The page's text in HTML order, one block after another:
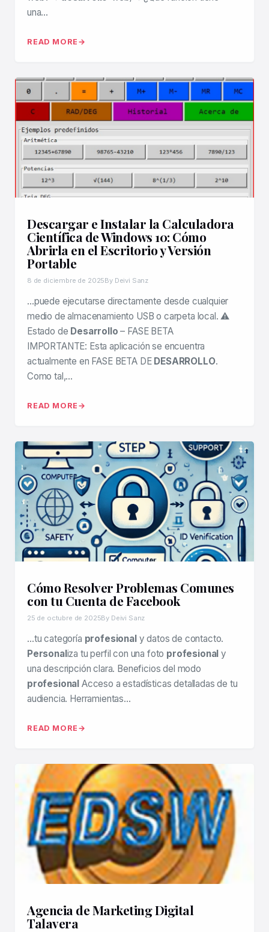
una…
READ MORE
Descargar e Instalar la Calculadora
Científica de Windows 10: Cómo
Abrirla en el Escritorio y Versión
Portable
8 de diciembre de 2025By Deivi Sanz
…puede ejecutarse directamente desde cualquier
medio de almacenamiento USB o carpeta local. ⚠️
Estado de Desarrollo – FASE BETA
IMPORTANTE: Esta aplicación se encuentra
actualmente en FASE BETA DE DESARROLLO.
Como tal,…
READ MORE
Cómo Resolver Problemas Comunes
con tu Cuenta de Facebook
25 de octubre de 2025By Deivi Sanz
…tu categoría profesionaly datos de contacto.
Personaliza tu perfil con una foto profesional y
una descripción clara. Beneficios del modo
profesional Acceso a estadísticas detalladas de tu
audiencia. Herramientas…
READ MORE
Agencia de Marketing Digital
Talavera